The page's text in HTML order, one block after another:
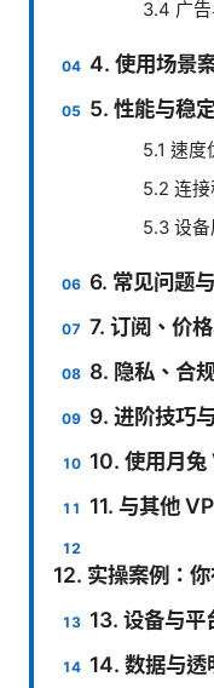
3.4 广
4. 使用场景
5. 性能与稳
5.1 速度
5.2 连
5.3 设
6. 常见问题
7. 订阅、价
8. 隐私、合
9. 进阶技巧
10. 使用月
11. 与其他
12. 实操案例：
13. 设备与平
14. 数据与透